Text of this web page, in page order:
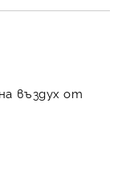
въздух от